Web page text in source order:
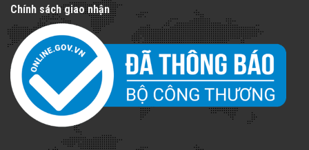
Chính sách giao nhận